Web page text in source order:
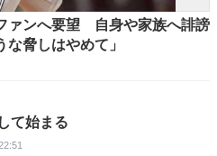
ァンへ要望 自身や家族へ誹謗
脅しはやめて」
て始まる